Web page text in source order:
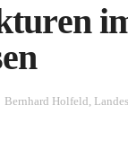
Bernhard Holfeld ,